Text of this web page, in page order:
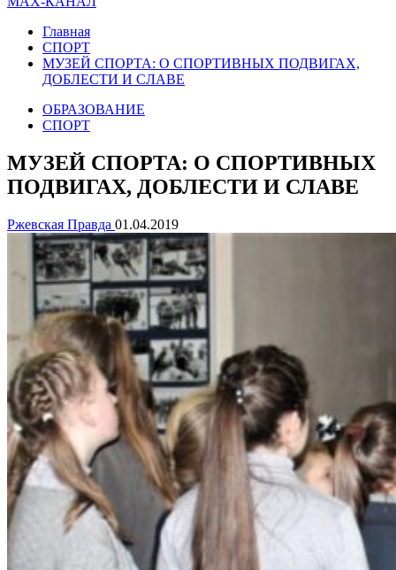
Главная
СПОРТ
МУЗЕЙ СПОРТА: О СПОРТИВНЫХ ПОДВИГАХ,
ДОБЛЕСТИ И СЛАВЕ
ОБРАЗОВАНИЕ
СПОРТ
МУЗЕЙ СПОРТА: О СПОРТИВНЫХ
ПОДВИГАХ, ДОБЛЕСТИ И СЛАВЕ
Ржевская Правда 01.04.2019